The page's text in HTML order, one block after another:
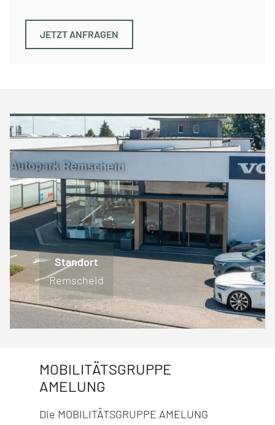
JETZT ANFRAGEN
Standort
Engelskirchen
Standort
Lüdenscheid
Standort
Remscheid
Standort
Wiehl
MOBILITÄTSGRUPPE
AMELUNG
Die MOBILITÄTSGRUPPE AMELUNG